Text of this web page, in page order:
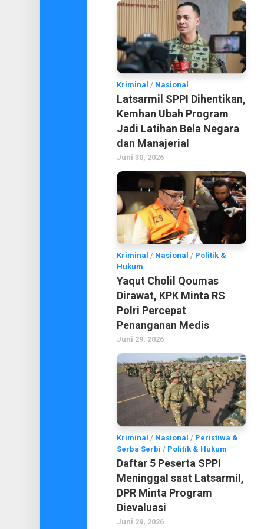
Kriminal / Nasional
Latsarmil SPPI Dihentikan,
Kemhan Ubah Program
Jadi Latihan Bela Negara
dan Manajerial
Juni 30, 2026
Kriminal / Nasional / Politik &
Hukum
Yaqut Cholil Qoumas
Dirawat, KPK Minta RS
Polri Percepat
Penanganan Medis
Juni 29, 2026
Kriminal / Nasional / Peristiwa &
Serba Serbi / Politik & Hukum
Daftar 5 Peserta SPPI
Meninggal saat Latsarmil,
DPR Minta Program
Dievaluasi
Juni 29, 2026